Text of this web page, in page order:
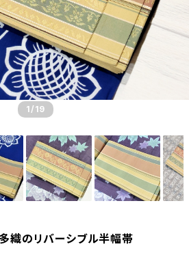
1 /19
のリバーシブル半幅帯